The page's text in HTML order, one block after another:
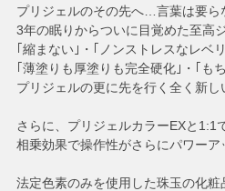
プリジェルのその先へ…言葉は要ら
3年の眠りからついに目覚めた至高ジ
｢縮まない｣・｢ノンストレスなレベ
｢薄塗りも厚塗りも完全硬化｣・｢も
プリジェルの更に先を行く全く新し
さらに、プリジェルカラーEXと1:1
相乗効果で操作性がさらにパワーア
法定色素のみを使用した珠玉の化